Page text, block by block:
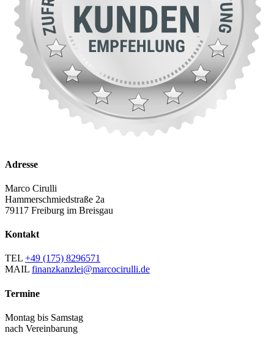
Adresse
Marco Cirulli
Hammerschmiedstraße 2a
79117 Freiburg im Breisgau
Kontakt
TEL +49 (175) 8296571
MAIL finanzkanzlei@marcocirulli.de
Termine
Montag bis Samstag
nach Vereinbarung